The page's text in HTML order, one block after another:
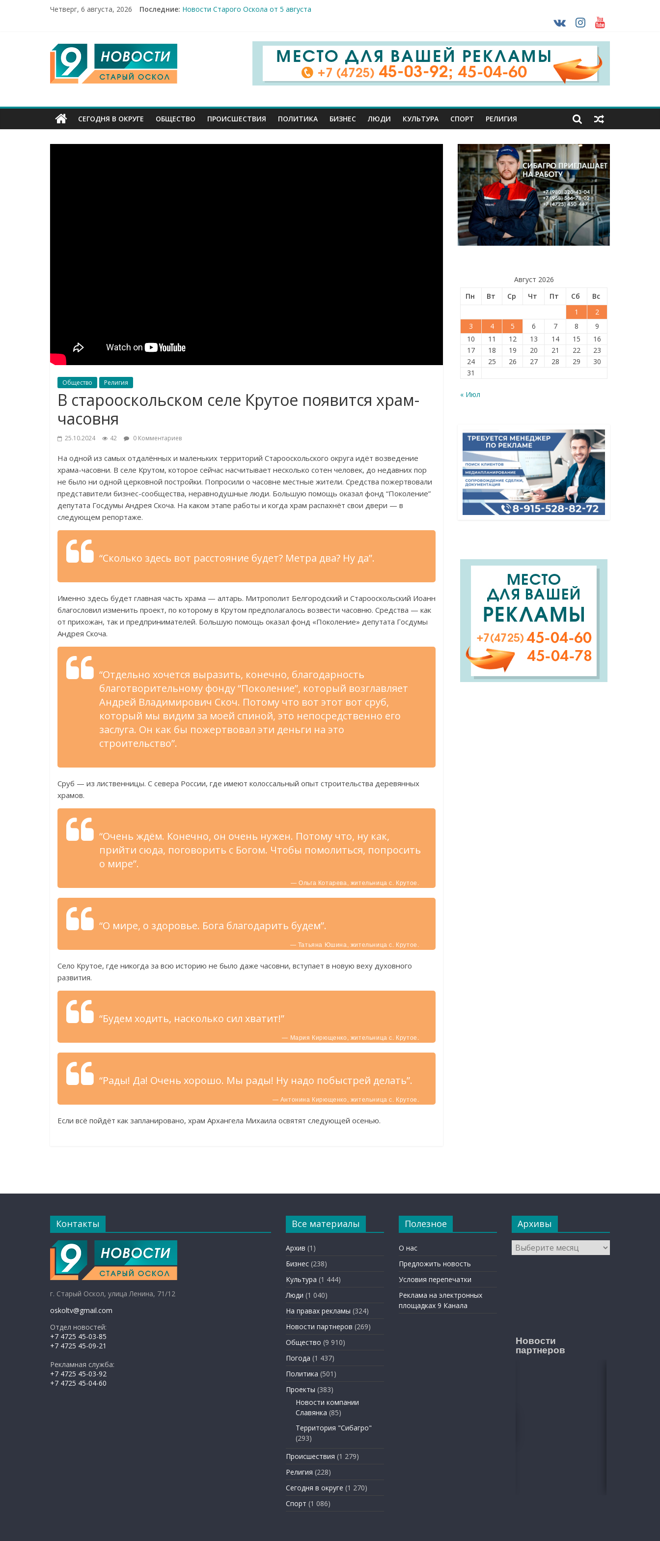
Четверг, 6 августа, 2026 Последние: Новости Старого Оскола от 5 августа
Александр Шуваев доложил Владимиру Путину о текущей работе
От учебников к реальным пациентам: студенты-медики из разных вузов страны проходят практику в Старом Осколе
9
Канал
Старый
Оскол
СЕГОДНЯ В ОКРУГЕ ОБЩЕСТВО ПРОИСШЕСТВИЯ ПОЛИТИКА БИЗНЕС ЛЮДИ КУЛЬТУРА СПОРТ РЕЛИГИЯ
Общество Религия
В старооскольском селе Крутое появится храм-
часовня
25.10.2024 42 0 Комментариев
На одной из самых отдалённых и маленьких территорий Старооскольского округа идёт возведение
храма-часовни. В селе Крутом, которое сейчас насчитывает несколько сотен человек, до недавних пор
не было ни одной церковной постройки. Попросили о часовне местные жители. Средства пожертвовали
представители бизнес-сообщества, неравнодушные люди. Большую помощь оказал фонд “Поколение”
депутата Госдумы Андрея Скоча. На каком этапе работы и когда храм распахнёт свои двери — в
следующем репортаже.
“Сколько здесь вот расстояние будет? Метра два? Ну да”.
Именно здесь будет главная часть храма — алтарь. Митрополит Белгородский и Старооскольский Иоанн
благословил изменить проект, по которому в Крутом предполагалось возвести часовню. Средства — как
от прихожан, так и предпринимателей. Большую помощь оказал фонд «Поколение» депутата Госдумы
Андрея Скоча.
“Отдельно хочется выразить, конечно, благодарность
благотворительному фонду “Поколение”, который возглавляет
Андрей Владимирович Скоч. Потому что вот этот вот сруб,
который мы видим за моей спиной, это непосредственно его
заслуга. Он как бы пожертвовал эти деньги на это
строительство”.
Сруб — из лиственницы. С севера России, где имеют колоссальный опыт строительства деревянных
храмов.
“Очень ждём. Конечно, он очень нужен. Потому что, ну как,
прийти сюда, поговорить с Богом. Чтобы помолиться, попросить
о мире”.
— Ольга Котарева, жительница с. Крутое.
“О мире, о здоровье. Бога благодарить будем”.
— Татьяна Юшина, жительница с. Крутое.
Село Крутое, где никогда за всю историю не было даже часовни, вступает в новую веху духовного
развития.
“Будем ходить, насколько сил хватит!”
— Мария Кирющенко, жительница с. Крутое.
“Рады! Да! Очень хорошо. Мы рады! Ну надо побыстрей делать”.
— Антонина Кирющенко, жительница с. Крутое.
Если всё пойдёт как запланировано, храм Архангела Михаила освятят следующей осенью.
Август 2026
Пн
Вт Ср Чт Пт Сб
Вс
1
2
3
4 5 6 7 8
9
10
11 12 13 14 15
16
17
18 19 20 21 22
23
24
25 26 27 28 29
30
31
« Июл
Контакты
г. Старый Оскол, улица Ленина, 71/12
oskoltv@gmail.com
Отдел новостей:
+7 4725 45-03-85
+7 4725 45-09-21
Рекламная служба:
+7 4725 45-03-92
+7 4725 45-04-60
Все материалы
Архив (1)
Бизнес (238)
Культура (1 444)
Люди (1 040)
На правах рекламы (324)
Новости партнеров (269)
Общество (9 910)
Погода (1 437)
Политика (501)
Проекты (383)
Новости компании
Славянка (85)
Территория "Сибагро"
(293)
Происшествия (1 279)
Религия (228)
Сегодня в округе (1 270)
Спорт (1 086)
Полезное
О нас
Предложить новость
Условия перепечатки
Реклама на электронных
площадках 9 Канала
Архивы
Архивы
Новости
партнеров